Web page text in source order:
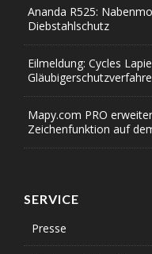
Ananda R525:
Diebstahlschutz
Eilmeldung: Cycles
Mapy.com PRO
Zeichenfunktion auf
SERVICE
Presse